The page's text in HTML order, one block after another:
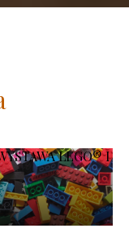
LEGO® I